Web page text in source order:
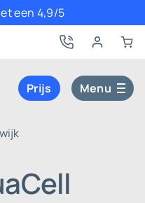
een 4,9/5
Prijs Menu